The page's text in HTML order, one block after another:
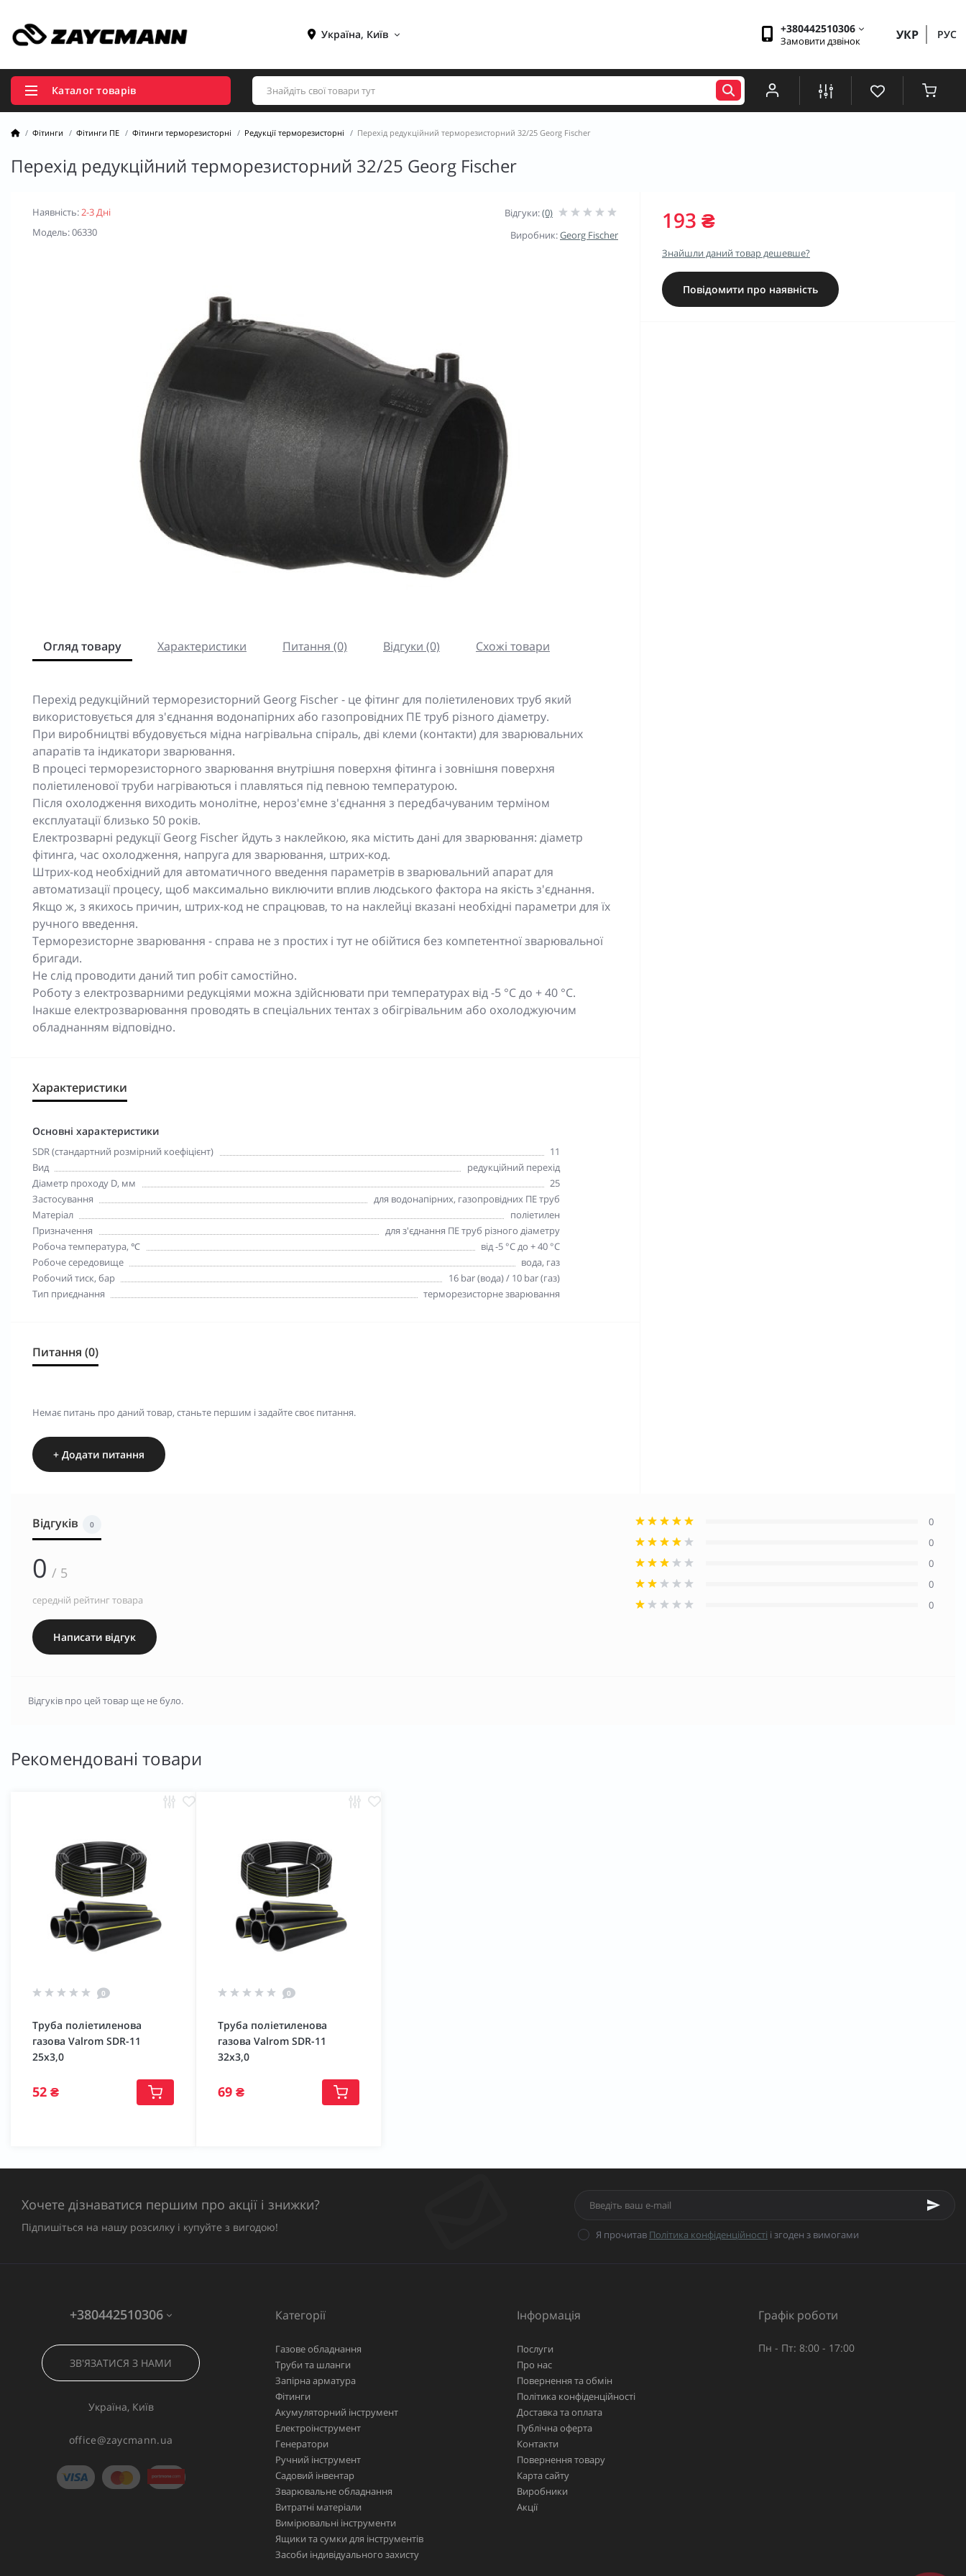
Україна, Київ +380442510306
Замовити дзвінок УКР РУС
Каталог товарів
Фітинги Фітинги ПЕ Фітинги терморезисторні Редукції терморезисторні Перехід редукційний терморезисторний 32/25 Georg Fischer
Перехід редукційний терморезисторний 32/25 Georg Fischer
Наявність:2-3 Дні
Модель: 06330
Відгуки:(0)
Виробник:Georg Fischer
Огляд товару Характеристики Питання (0) Відгуки (0) Схожі товари
Перехід редукційний терморезисторний Georg Fischer - це фітинг для поліетиленових труб який
використовується для з'єднання водонапірних або газопровідних ПЕ труб різного діаметру.
При виробництві вбудовується мідна нагрівальна спіраль, дві клеми (контакти) для зварювальних
апаратів та індикатори зварювання.
В процесі терморезисторного зварювання внутрішня поверхня фітинга і зовнішня поверхня
поліетиленової труби нагріваються і плавляться під певною температурою.
Після охолодження виходить монолітне, нероз'ємне з'єднання з передбачуваним терміном
експлуатації близько 50 років.
Електрозварні редукції Georg Fischer йдуть з наклейкою, яка містить дані для зварювання: діаметр
фітинга, час охолодження, напруга для зварювання, штрих-код.
Штрих-код необхідний для автоматичного введення параметрів в зварювальний апарат для
автоматизації процесу, щоб максимально виключити вплив людського фактора на якість з'єднання.
Якщо ж, з якихось причин, штрих-код не спрацював, то на наклейці вказані необхідні параметри для їх
ручного введення.
Терморезисторне зварювання - справа не з простих і тут не обійтися без компетентної зварювальної
бригади.
Не слід проводити даний тип робіт самостійно.
Роботу з електрозварними редукціями можна здійснювати при температурах від -5 °C до + 40 °C.
Інакше електрозварювання проводять в спеціальних тентах з обігрівальним або охолоджуючим
обладнанням відповідно.
Характеристики
Основні характеристики
SDR (стандартний розмірний коефіцієнт)
11
Вид
редукційний перехід
Діаметр проходу D, мм
25
Застосування
для водонапірних, газопровідних ПЕ труб
Матеріал
поліетилен
Призначення
для з'єднання ПЕ труб різного діаметру
Робоча температура, ℃
від -5 °C до + 40 °C
Робоче середовище
вода, газ
Робочий тиск, бар
16 bar (вода) / 10 bar (газ)
Тип приєднання
терморезисторне зварювання
Питання (0)
Немає питань про даний товар, станьте першим і задайте своє питання.
+ Додати питання
193 ₴
Знайшли даний товар дешевше?
Повідомити про наявність
Відгуків 0
0 / 5
середній рейтинг товара
Написати відгук
0
0
0
0
0
Відгуків про цей товар ще не було.
Рекомендовані товари
0
Труба поліетиленова
газова Valrom SDR-11
25х3,0
52 ₴
0
Труба поліетиленова
газова Valrom SDR-11
32х3,0
69 ₴
Хочете дізнаватися першим про акції і знижки?
Підпишіться на нашу розсилку і купуйте з вигодою!
Я прочитав Політика конфіденційності і згоден з вимогами
+380442510306
ЗВ'ЯЗАТИСЯ З НАМИ
Україна, Київ
office@zaycmann.ua
Категорії
Газове обладнання
Труби та шланги
Запірна арматура
Фітинги
Акумуляторний інструмент
Електроінструмент
Генератори
Ручний інструмент
Садовий інвентар
Зварювальне обладнання
Витратні матеріали
Вимірювальні інструменти
Ящики та сумки для інструментів
Засоби індивідуального захисту
Інформація
Послуги
Про нас
Повернення та обмін
Політика конфіденційності
Доставка та оплата
Публічна оферта
Контакти
Повернення товару
Карта сайту
Виробники
Акції
Графік роботи
Пн - Пт: 8:00 - 17:00